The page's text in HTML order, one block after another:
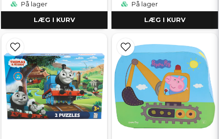
På lager
LÆG I KURV
På lager
LÆG I KURV